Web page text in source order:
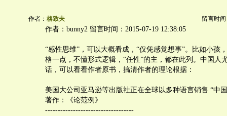
作者： 格致夫 留言时间
作者：bunny2 留言时间：2015-07-19 12:38:05
“感性思维”，可以大概看成，“仅凭感觉想事”。比如小孩
格一点，不懂形式逻辑，“任性”的主，都在此列。中国人
话，可以看看作者原书，搞清作者的理论根据：
美国大公司亚马逊等出版社正在全球以多种语言销售 “中
著作：《论范例》
-----------------------------------